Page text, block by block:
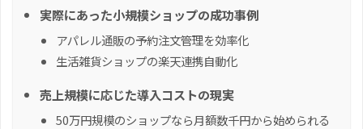
実際にあった小規模ショップの成功事例
アパレル通販の予約注文管理を効率化
生活雑貨ショップの楽天連携自動化
売上規模に応じた導入コストの現実
50万円規模のショップなら月額数千円から始められる